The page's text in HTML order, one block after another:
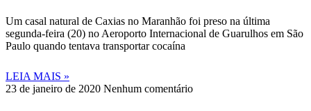
Um casal natural de Caxias no Maranhão foi preso na última
segunda-feira (20) no Aeroporto Internacional de Guarulhos em São
Paulo quando tentava transportar cocaína
LEIA MAIS »
23 de janeiro de 2020 Nenhum comentário